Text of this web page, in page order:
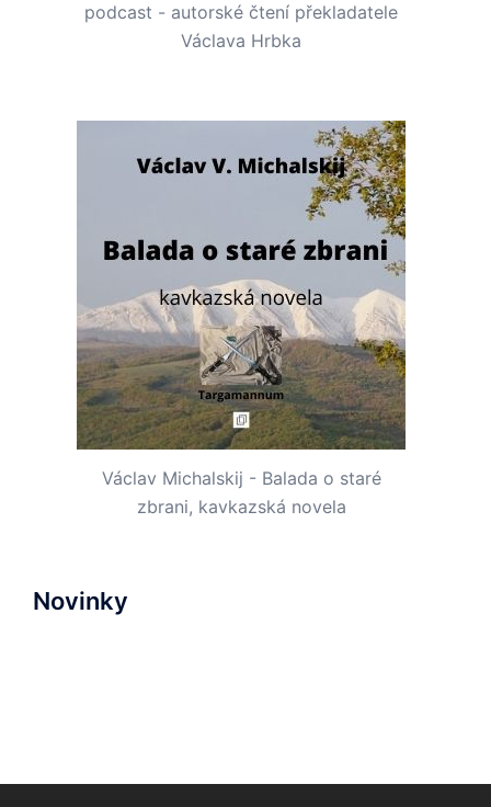
podcast - autorské čtení překladatele
Václava Hrbka
Václav Michalskij - Balada o staré
zbrani, kavkazská novela
Novinky